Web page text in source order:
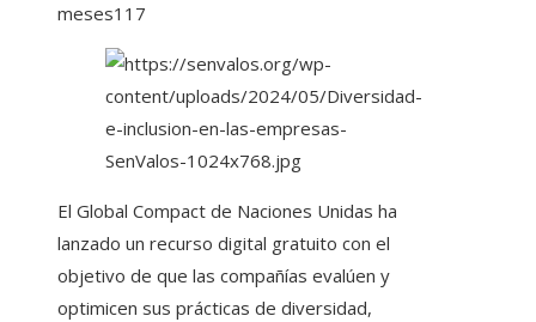
meses117
El Global Compact de Naciones Unidas ha
lanzado un recurso digital gratuito con el
objetivo de que las compañías evalúen y
optimicen sus prácticas de diversidad,